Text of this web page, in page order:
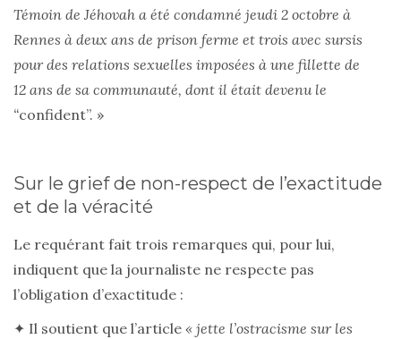
Témoin de Jéhovah a été condamné jeudi 2 octobre à
Rennes à deux ans de prison ferme et trois avec sursis
pour des relations sexuelles imposées à une fillette de
12 ans de sa communauté, dont il était devenu le
“confident”. »
Sur le grief de non-respect de l’exactitude
et de la véracité
Le requérant fait trois remarques qui, pour lui,
indiquent que la journaliste ne respecte pas
l’obligation d’exactitude :
✦ Il soutient que l’article « jette l’ostracisme sur les